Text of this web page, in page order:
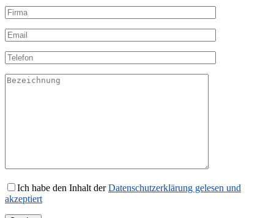
Ich habe den Inhalt derDatenschutzerklärung gelesen und
akzeptiert